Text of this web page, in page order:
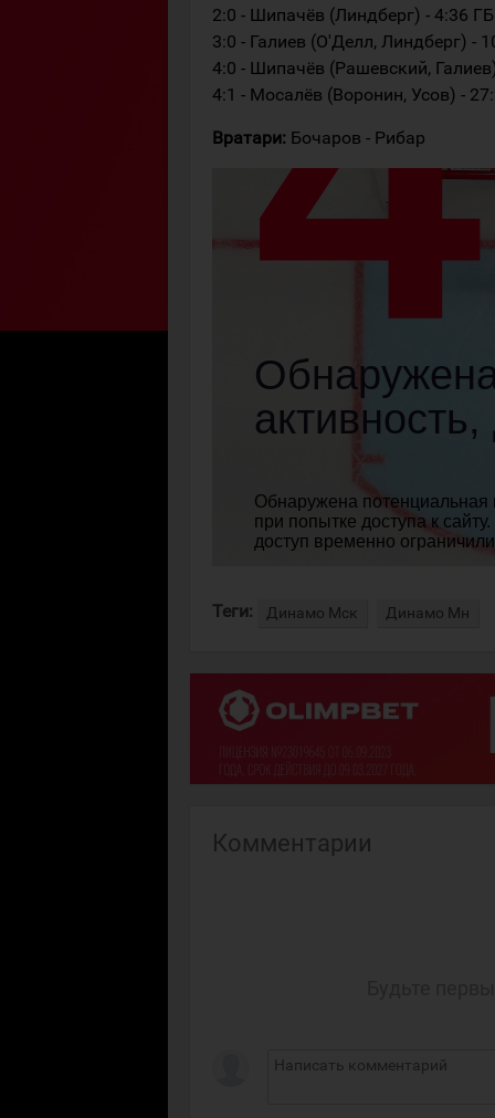
2:0 - Шипачёв (Линдберг) - 4:36 ГБ
3:0 - Галиев (О'Делл, Линдберг) -
4:0 - Шипачёв (Рашевский,
4:1 - Мосалёв (Воронин, Усов) -
Вратари: Бочаров - Рибар
Теги: Динамо Мск Динамо Мн
Комментарии